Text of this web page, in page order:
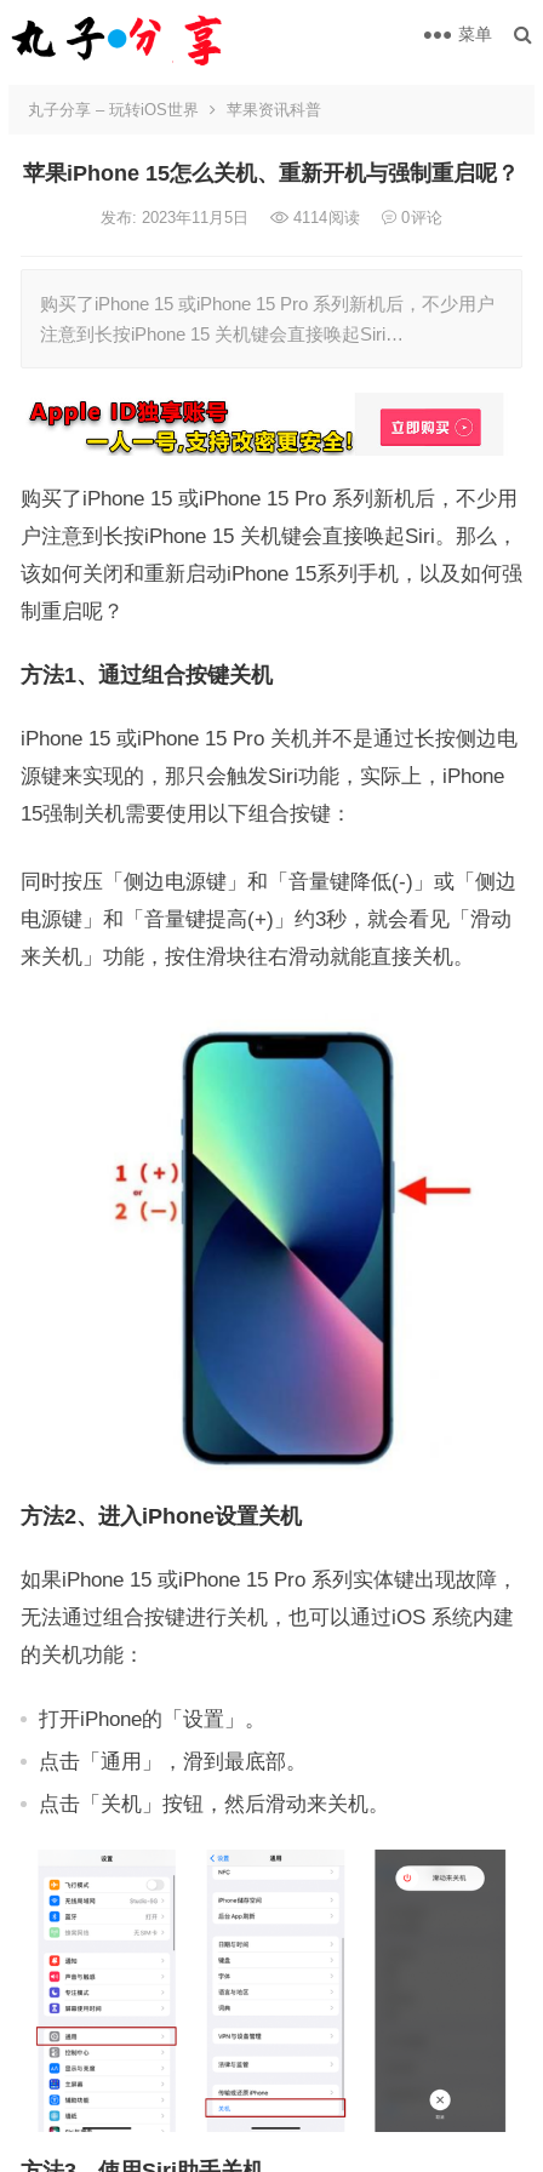
菜单
丸子分享 – 玩转iOS世界 苹果资讯科普
苹果iPhone 15怎么关机、重新开机与强制重启呢？
发布: 2023年11月5日 4114阅读 0评论
购买了iPhone 15 或iPhone 15 Pro 系列新机后，不少用户
注意到长按iPhone 15 关机键会直接唤起Siri…
购买了iPhone 15 或iPhone 15 Pro 系列新机后，不少用
户注意到长按iPhone 15 关机键会直接唤起Siri。那么，
该如何关闭和重新启动iPhone 15系列手机，以及如何强
制重启呢？
方法1、通过组合按键关机
iPhone 15 或iPhone 15 Pro 关机并不是通过长按侧边电
源键来实现的，那只会触发Siri功能，实际上，iPhone
15强制关机需要使用以下组合按键：
同时按压「侧边电源键」和「音量键降低(-)」或「侧边
电源键」和「音量键提高(+)」约3秒，就会看见「滑动
来关机」功能，按住滑块往右滑动就能直接关机。
方法2、进入iPhone设置关机
如果iPhone 15 或iPhone 15 Pro 系列实体键出现故障，
无法通过组合按键进行关机，也可以通过iOS 系统内建
的关机功能：
打开iPhone的「设置」。
点击「通用」，滑到最底部。
点击「关机」按钮，然后滑动来关机。